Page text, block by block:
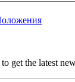
get the latest